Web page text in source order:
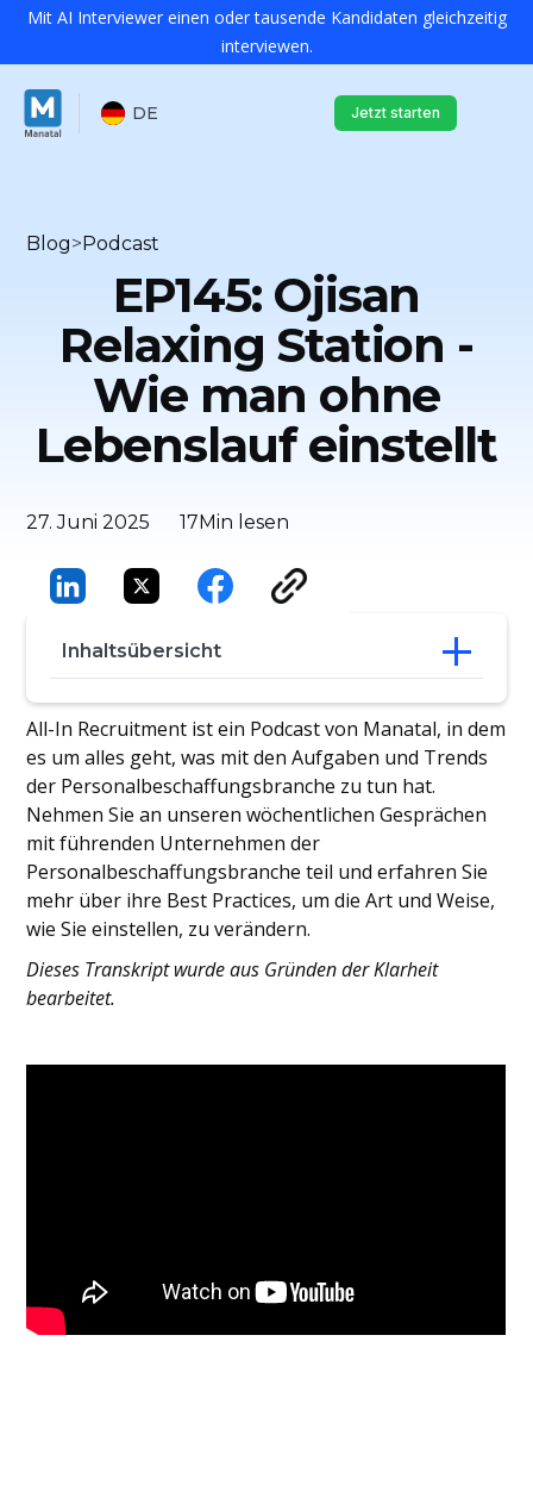
Mit AI Interviewer einen oder tausende Kandidaten gleichzeitig
interviewen.
DE Jetzt starten
Blog>Podcast
EP145: Ojisan
Relaxing Station -
Wie man ohne
Lebenslauf einstellt
27. Juni 2025 17Min lesen
Inhaltsübersicht
In Bangkok verwurzelt, Asien im Visier
Einstellen jenseits des Lebenslaufs: Eine
neue Art der Talentsuche
Talente finden, wo es keine Lebensläufe
gibt
Die Kultur wird sich weiterentwickeln -
und das ist der Plan
Was man behält, was man zurücklässt
Kein Platz für giftige Superstars
All-In Recruitment ist ein Podcast von Manatal, in dem
es um alles geht, was mit den Aufgaben und Trends
der Personalbeschaffungsbranche zu tun hat.
Nehmen Sie an unseren wöchentlichen Gesprächen
mit führenden Unternehmen der
Personalbeschaffungsbranche teil und erfahren Sie
mehr über ihre Best Practices, um die Art und Weise,
wie Sie einstellen, zu verändern.
Dieses Transkript wurde aus Gründen der Klarheit
bearbeitet.